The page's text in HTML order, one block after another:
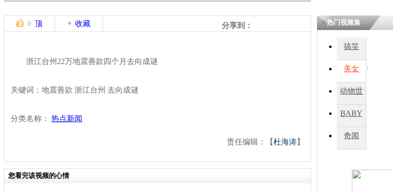
0 顶 收藏 分享到：
浙江台州22万地震善款四个月去向成谜
关键词：地震善款 浙江台州 去向成谜
分类名称： 热点新闻
责任编辑：【杜海涛】
您看完该视频的心情
热门视频集
搞笑
美女
动物世
BABY
秀
奇闻